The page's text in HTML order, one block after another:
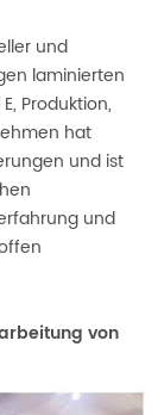
und
laminierten
Produktion,
hat
und ist
und
von